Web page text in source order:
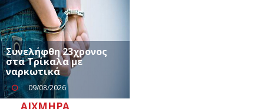
Συνελήφθη 23χρονος
στα Τρίκαλα με
ναρκωτικά
09/08/2026